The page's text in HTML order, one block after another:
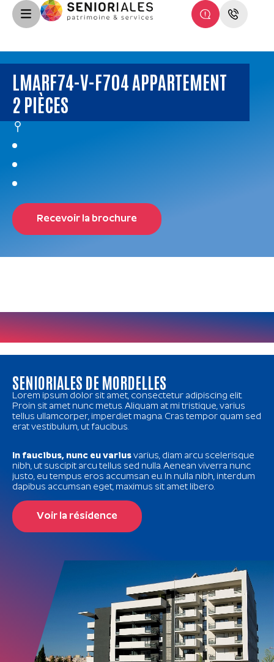
LMARF74-V-F704 APPARTEMENT
2 PIÈCES
Recevoir la brochure
SENIORIALES DE MORDELLES
Lorem ipsum dolor sit amet, consectetur adipiscing elit.
Proin sit amet nunc metus. Aliquam at mi tristique, varius
tellus ullamcorper, imperdiet magna. Cras tempor quam sed
erat vestibulum, ut faucibus.
In faucibus, nunc eu varius varius, diam arcu scelerisque
nibh, ut suscipit arcu tellus sed nulla. Aenean viverra nunc
justo, eu tempus eros accumsan eu. In nulla nibh, interdum
dapibus accumsan eget, maximus sit amet libero.
Voir la résidence